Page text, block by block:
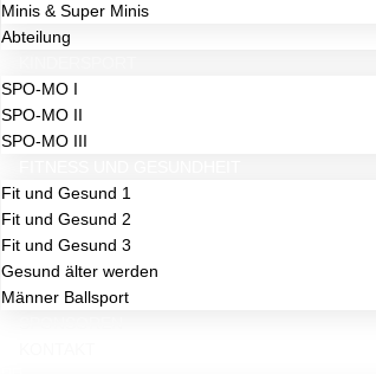
Minis & Super Minis
Abteilung
SPO-MO I
SPO-MO II
SPO-MO III
Fit und Gesund 1
Fit und Gesund 2
Fit und Gesund 3
Gesund älter werden
Männer Ballsport